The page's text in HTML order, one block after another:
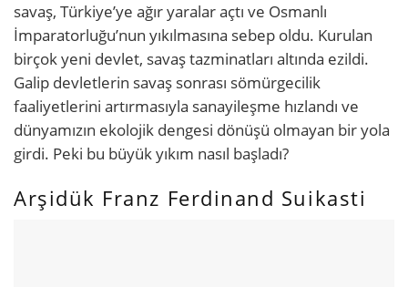
savaş, Türkiye’ye ağır yaralar açtı ve Osmanlı
İmparatorluğu’nun yıkılmasına sebep oldu. Kurulan
birçok yeni devlet, savaş tazminatları altında ezildi.
Galip devletlerin savaş sonrası sömürgecilik
faaliyetlerini artırmasıyla sanayileşme hızlandı ve
dünyamızın ekolojik dengesi dönüşü olmayan bir yola
girdi. Peki bu büyük yıkım nasıl başladı?
Arşidük Franz Ferdinand Suikasti